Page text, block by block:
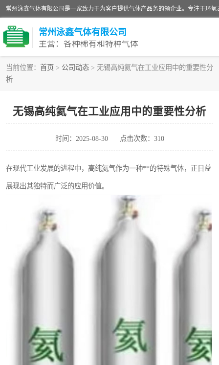
常州泳鑫气体有限公司
主营：各种稀有和特种气体
当前位置： 首页 > 公司动态 > 无锡高纯氦气在工业应用中的重要性分
析
无锡高纯氦气在工业应用中的重要性分析
时间：2025-08-30 点击次数：310
在现代工业发展的进程中，高纯氦气作为一种**的特殊气体，正日益
展现出其独特而广泛的应用价值。
环氧乙烷灭菌剂